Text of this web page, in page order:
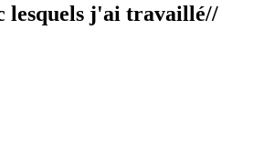
lesquels j'ai travaillé//